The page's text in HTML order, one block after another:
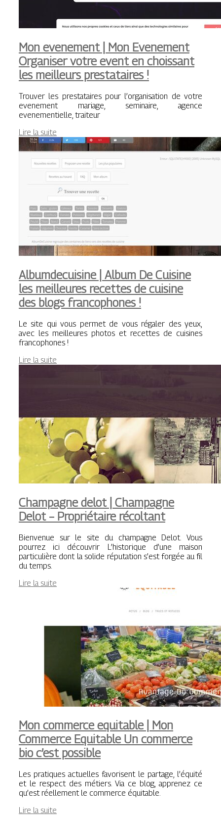
Mon evenement | Mon Evenement
Organiser votre event en choissant
les meilleurs prestatai­res !
Trouver les prestataires pour l’organisation de votre
evenement mariage, seminaire, agence
evenementielle, traiteur
Lire la suite
Al­bum­decuisi­ne | Album De Cuisine
les meilleures recettes de cuisine
des blogs fran­cop­ho­nes !
Le site qui vous permet de vous régaler des yeux,
avec les meilleures photos et recettes de cuisines
francophones !
Lire la suite
Champagne delot | Champagne
Delot – Prop­riétai­re récoltant
Bienvenue sur le site du champagne Delot. Vous
pourrez ici découvrir L’historique d’une maison
particulière dont la solide réputation s’est forgée au fil
du temps.
Lire la suite
Mon commerce equitable | Mon
Commerce Equitable Un commerce
bio c’est possible
Les pratiques actuelles favorisent le partage, l’équité
et le respect des métiers. Via ce blog, apprenez ce
qu’est réellement le commerce équitable.
Lire la suite